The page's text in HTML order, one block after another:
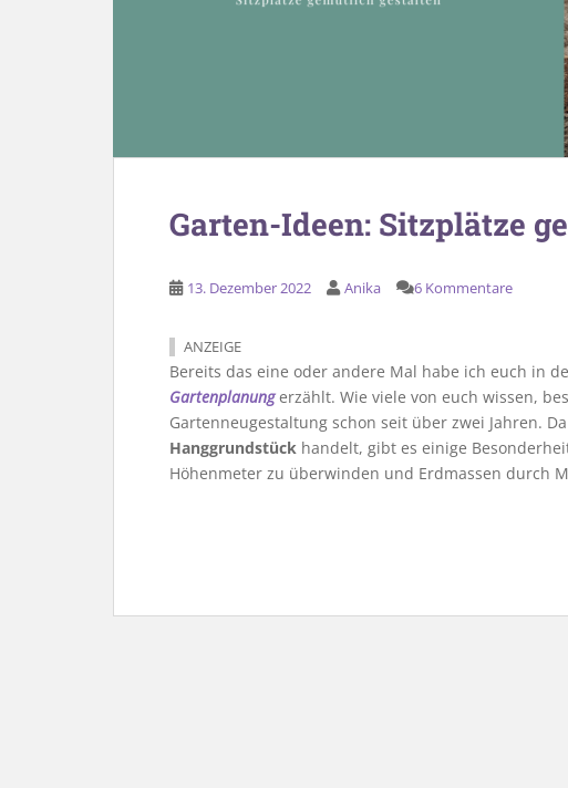
Garten-Ideen: Sitzplätze
13. Dezember 2022 Anika 6 Kommentare
ANZEIGE
Bereits das eine oder andere Mal habe ich euch in
Gartenplanungerzählt. Wie viele von euch wissen,
Gartenneugestaltung schon seit über zwei Jahren.
Hanggrundstück handelt, gibt es einige
Höhenmeter zu überwinden und Erdmassen durch